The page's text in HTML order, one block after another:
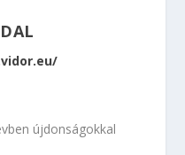
újdonságokkal